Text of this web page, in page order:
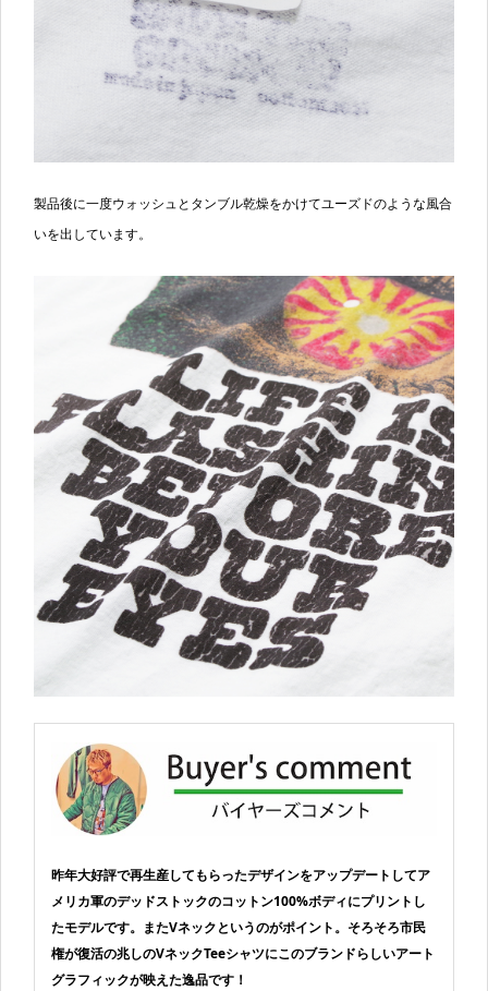
製品後に一度ウォッシュとタンブル乾燥をかけてユーズドのような風合
いを出しています。
昨年大好評で再生産してもらったデザインをアップデートしてア
メリカ軍のデッドストックのコットン100%ボディにプリントし
たモデルです。またVネックというのがポイント。そろそろ市民
権が復活の兆しのVネックTeeシャツにこのブランドらしいアート
グラフィックが映えた逸品です！